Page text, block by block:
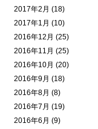
2017年2月 (18)
2017年1月 (10)
2016年12月 (25)
2016年11月 (25)
2016年10月 (20)
2016年9月 (18)
2016年8月 (8)
2016年7月 (19)
2016年6月 (9)